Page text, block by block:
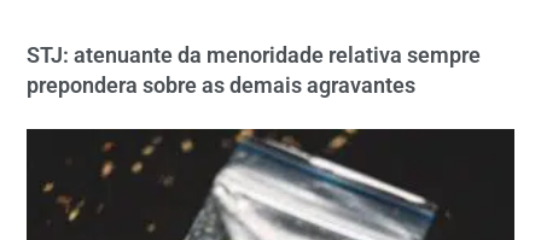
STJ: atenuante da menoridade relativa sempre
prepondera sobre as demais agravantes